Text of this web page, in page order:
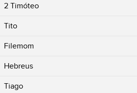
2 Timóteo
Tito
Filemom
Hebreus
Tiago